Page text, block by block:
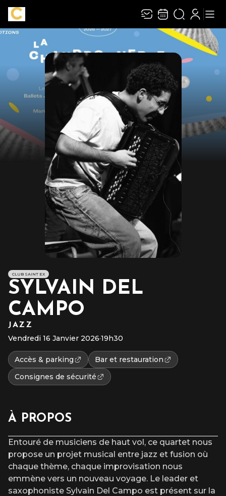
Recevez toute l’actualité en vous abonnant à
notre newsletter :
ENVOYER
Rivaj Group traite votre adresse électronique pour la gestion de votre
abonnement à la newsletter de
La Chaudronnerie. Vous pouvez retirer votre
consentement à tout moment. Pour en savoir plus, consultez notre
politique de
protection des données
CLUB SAINT EX
SYLVAIN DEL
CAMPO
JAZZ
Vendredi 16 Janvier 2026·19h30
Accès & parking
Bar et restauration
Consignes de sécurité
À PROPOS
Entouré de musiciens de haut vol, ce quartet nous
propose un projet musical entre jazz et fusion où
chaque thème, chaque improvisation nous
emmène vers un nouveau voyage. Le leader et
saxophoniste Sylvain Del Campo est présent sur la